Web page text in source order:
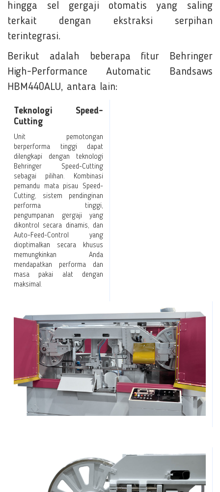
hingga sel gergaji otomatis yang saling
terkait dengan ekstraksi serpihan
terintegrasi.
Berikut adalah beberapa fitur Behringer
High-Performance Automatic Bandsaws
HBM440ALU, antara lain:
Teknologi Speed-
Cutting
Unit pemotongan
berperforma tinggi dapat
dilengkapi dengan teknologi
Behringer Speed-Cutting
sebagai pilihan. Kombinasi
pemandu mata pisau Speed-
Cutting, sistem pendinginan
performa tinggi,
pengumpanan gergaji yang
dikontrol secara dinamis, dan
Auto-Feed-Control yang
dioptimalkan secara khusus
memungkinkan Anda
mendapatkan performa dan
masa pakai alat dengan
maksimal.